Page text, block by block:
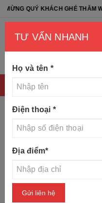
KHÁCH GHÉ THĂM
TƯ VẤN NHANH
Họ và tên *
Điện thoại *
Địa điểm*
Gửi liên hệ